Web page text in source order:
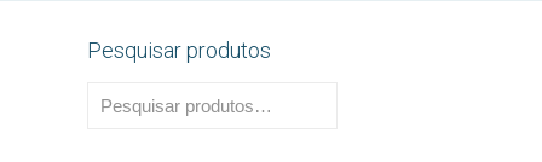
Pesquisar produtos